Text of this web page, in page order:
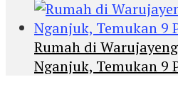
Rumah di
Nganjuk, Temukan 9